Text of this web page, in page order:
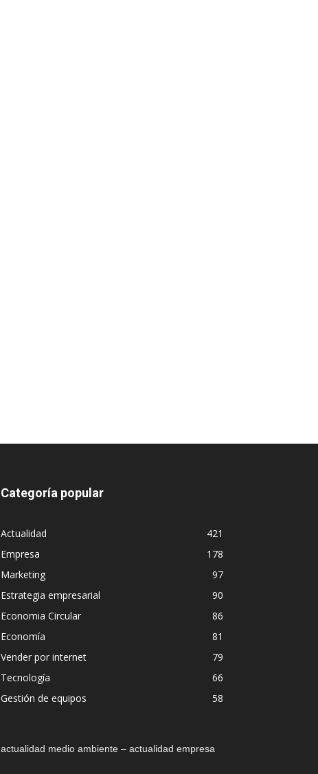
Categoría popular
Actualidad
421
Empresa
178
Marketing
97
Estrategia empresarial
90
Economia Circular
86
Economía
81
Vender por internet
79
Tecnología
66
Gestión de equipos
58
actualidad medio ambiente – actualidad empresa